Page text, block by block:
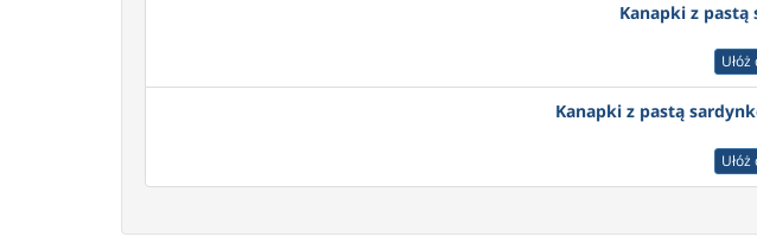
Kanapki z
Kanapki z pastą